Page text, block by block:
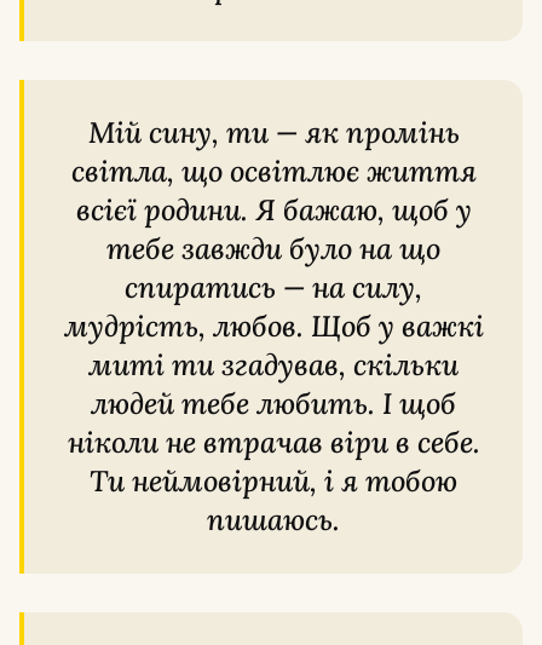
Мій сину, ти — як промінь
світла, що освітлює життя
всієї родини. Я бажаю, щоб у
тебе завжди було на що
спиратись — на силу,
мудрість, любов. Щоб у важкі
миті ти згадував, скільки
людей тебе любить. І щоб
ніколи не втрачав віри в себе.
Ти неймовірний, і я тобою
пишаюсь.